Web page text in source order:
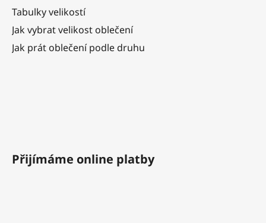
Tabulky velikostí
Jak vybrat velikost oblečení
Jak prát oblečení podle druhu
Přijímáme online platby